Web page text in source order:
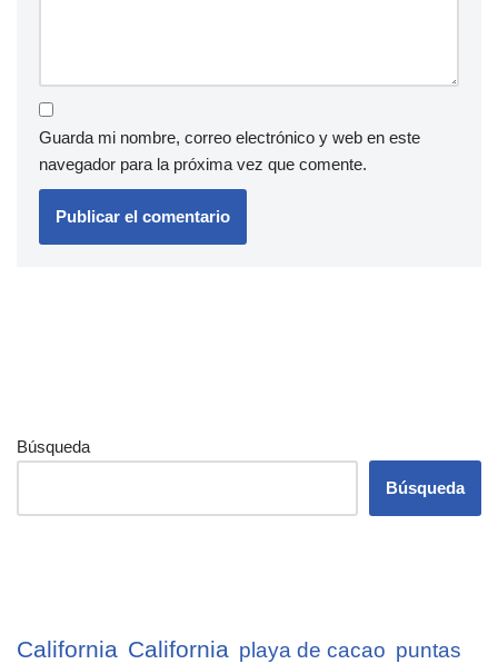
Guarda mi nombre, correo electrónico y web en este
navegador para la próxima vez que comente.
Búsqueda
Búsqueda
California California playa de cacao puntas